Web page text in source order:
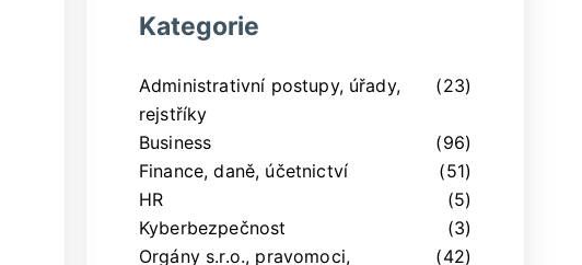
Kategorie
Administrativní postupy, úřady,
rejstříky
(23)
Business
(96)
Finance, daně, účetnictví
(51)
HR
(5)
Kyberbezpečnost
(3)
Orgány s.r.o., pravomoci,
(42)